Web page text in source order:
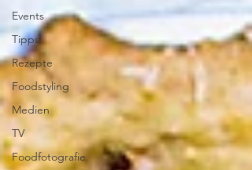
Events
Tipps
Rezepte
Foodstyling
Medien
TV
Foodfotografie